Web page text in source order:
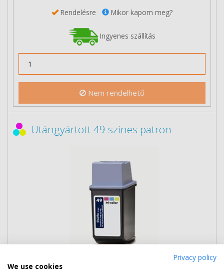
Rendelésre Mikor kapom meg?
Ingyenes szállítás
Nem rendelhető
Utángyártott 49 színes patron
Privacy policy
We use cookies